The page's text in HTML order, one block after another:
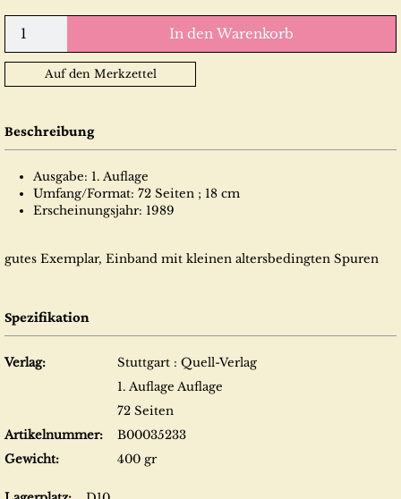
In den Warenkorb
Auf den Merkzettel
Beschreibung
Ausgabe: 1. Auflage
Umfang/Format: 72 Seiten ; 18 cm
Erscheinungsjahr: 1989
gutes Exemplar, Einband mit kleinen altersbedingten Spuren
Spezifikation
Verlag:
Stuttgart : Quell-Verlag
1. Auflage Auflage
72 Seiten
Artikelnummer:
B00035233
Gewicht:
400 gr